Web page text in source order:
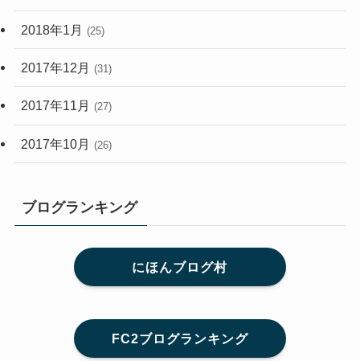
2018年1月 (25)
2017年12月 (31)
2017年11月 (27)
2017年10月 (26)
ブログランキング
にほんブログ村
FC2ブログランキング